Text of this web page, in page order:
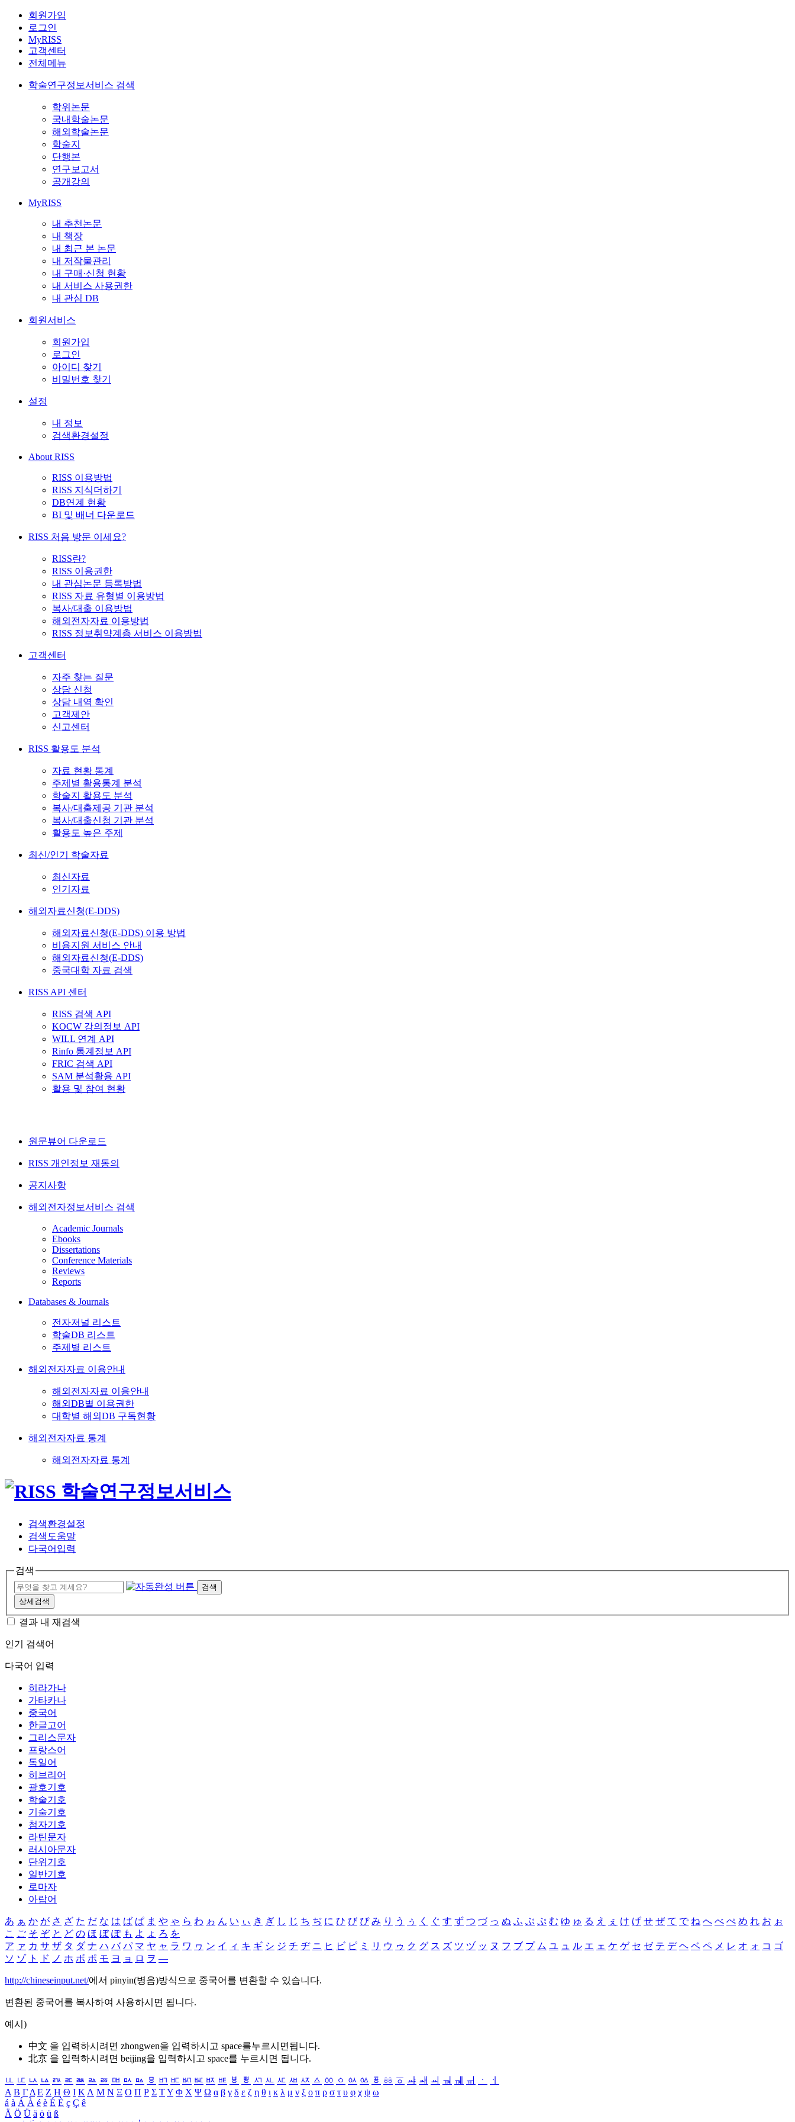
회원가입
로그인
MyRISS
고객센터
전체메뉴
학술연구정보서비스 검색
학위논문
국내학술논문
해외학술논문
학술지
단행본
연구보고서
공개강의
MyRISS
내 추천논문
내 책장
내 최근 본 논문
내 저작물관리
내 구매·신청 현황
내 서비스 사용권한
내 관심 DB
회원서비스
회원가입
로그인
아이디 찾기
비밀번호 찾기
설정
내 정보
검색환경설정
About RISS
RISS 이용방법
RISS 지식더하기
DB연계 현황
BI 및 배너 다운로드
RISS 처음 방문 이세요?
RISS란?
RISS 이용권한
내 관심논문 등록방법
RISS 자료 유형별 이용방법
복사/대출 이용방법
해외전자자료 이용방법
RISS 정보취약계층 서비스 이용방법
고객센터
자주 찾는 질문
상담 신청
상담 내역 확인
고객제안
신고센터
RISS 활용도 분석
자료 현황 통계
주제별 활용통계 분석
학술지 활용도 분석
복사/대출제공 기관 분석
복사/대출신청 기관 분석
활용도 높은 주제
최신/인기 학술자료
최신자료
인기자료
해외자료신청(E-DDS)
해외자료신청(E-DDS) 이용 방법
비용지원 서비스 안내
해외자료신청(E-DDS)
중국대학 자료 검색
RISS API 센터
RISS 검색 API
KOCW 강의정보 API
WILL 연계 API
Rinfo 통계정보 API
FRIC 검색 API
SAM 분석활용 API
활용 및 참여 현황
원문뷰어 다운로드
RISS 개인정보 재동의
공지사항
해외전자정보서비스 검색
Academic Journals
Ebooks
Dissertations
Conference Materials
Reviews
Reports
Databases & Journals
전자저널 리스트
학술DB 리스트
주제별 리스트
해외전자자료 이용안내
해외전자자료 이용안내
해외DB별 이용권한
대학별 해외DB 구독현황
해외전자자료 통계
해외전자자료 통계
검색환경설정
검색도움말
다국어입력
검색
검색
상세검색
결과 내 재검색
인기 검색어
다국어 입력
히라가나
가타카나
중국어
한글고어
그리스문자
프랑스어
독일어
히브리어
괄호기호
학술기호
기술기호
첨자기호
라틴문자
러시아문자
단위기호
일반기호
로마자
아랍어
あ ぁ か が さ ざ た だ な は ば ぱ ま や ゃ ら わ ゎ ん い ぃ き ぎ し じ ち ぢ に ひ び ぴ み り う ぅ く ぐ す ず つ づ っ ぬ ふ ぶ ぷ む ゆ ゅ る え ぇ け げ せ ぜ て で ね へ べ ぺ め れ お ぉ
こ ご そ ぞ と ど の ほ ぼ ぽ も よ ょ ろ を
ア ァ カ サ ザ タ ダ ナ ハ バ パ マ ヤ ャ ラ ワ ヮ ン イ ィ キ ギ シ ジ チ ヂ ニ ヒ ビ ピ ミ リ ウ ゥ ク グ ス ズ ツ ヅ ッ ヌ フ ブ プ ム ユ ュ ル エ ェ ケ ゲ セ ゼ テ デ ヘ ベ ペ メ レ オ ォ コ ゴ
ソ ゾ ト ド ノ ホ ボ ポ モ ヨ ョ ロ ヲ ―
http://chineseinput.net/에서 pinyin(병음)방식으로 중국어를 변환할 수 있습니다.
변환된 중국어를 복사하여 사용하시면 됩니다.
예시)
中文 을 입력하시려면 zhongwen을 입력하시고 space를누르시면됩니다.
北京 을 입력하시려면 beijing을 입력하시고 space를 누르시면 됩니다.
ㅥ ㅦ ㅧ ㅨ ㅩ ㅪ ㅫ ㅬ ㅭ ㅮ ㅯ ㅰ ㅱ ㅲ ㅳ ㅴ ㅵ ㅶ ㅷ ㅸ ㅹ ㅺ ㅻ ㅼ ㅽ ㅾ ㅿ ㆀ ㆁ ㆂ ㆃ ㆄ ㆅ ㆆ ㆇ ㆈ ㆉ ㆊ ㆋ ㆌ ㆍ
ㆎ
Α Β ΓΔ Ε Ζ Η Θ Ι ΚΛ Μ Ν Ξ Ο Π Ρ Σ ΤΥ Φ Χ Ψ Ω α β γ δ ε ζ η θ ι κ λ μ ν ξ ο π ρ σ τ υ φ χ ψ ω
á à Á À é è É È ç Ç ê
Ä Ö Ü ä ö ü ß